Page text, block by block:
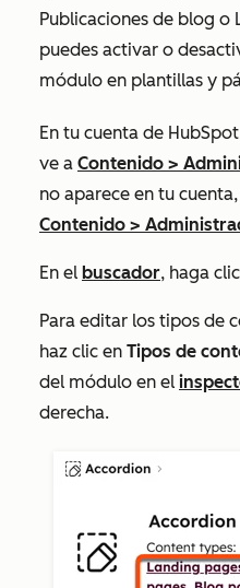
Publicaciones de blog o
puedes activar o
módulo en plantillas y
En tu cuenta de
ve a Contenido >
no aparece en tu
Contenido >
En el buscador, haga
Para editar los tipos de
haz clic en Tipos de
del módulo en el
derecha.